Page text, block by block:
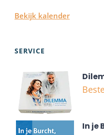
Bekijk kalender
SERVICE
In je